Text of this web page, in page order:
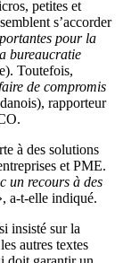
petites et
s’accorder
pour la
bureaucratie
Toutefois,
de compromis
rapporteur
à des solutions
et PME.
un recours à des
a-t-elle indiqué.
insisté sur la
autres textes